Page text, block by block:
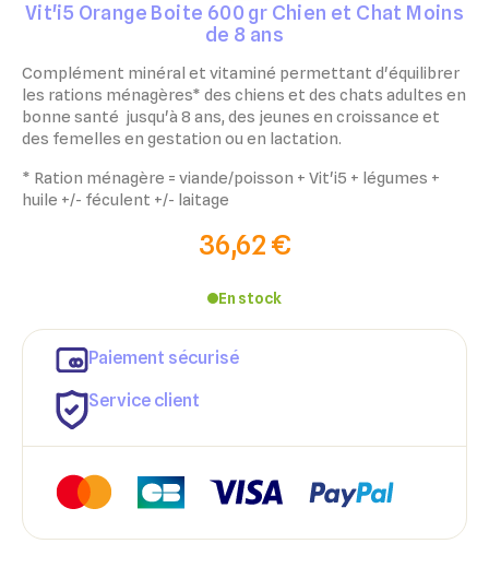
Vit'i5 Orange Boite 600 gr Chien et Chat Moins
de 8 ans
Complément minéral et vitaminé permettant d'équilibrer
les rations ménagères* des chiens et des chats adultes en
bonne santé jusqu'à 8 ans, des jeunes en croissance et
des femelles en gestation ou en lactation.
* Ration ménagère = viande/poisson + Vit'i5 + légumes +
huile +/- féculent +/- laitage
36,62 €
En stock
Paiement sécurisé
Service client